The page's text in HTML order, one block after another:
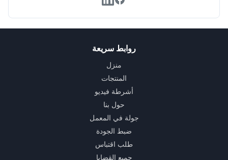
روابط سريعة
منزل
المنتجات
أشرطة فيديو
حول بنا
جولة في المعمل
ضبط الجودة
طلب اقتباس
جميع القضايا